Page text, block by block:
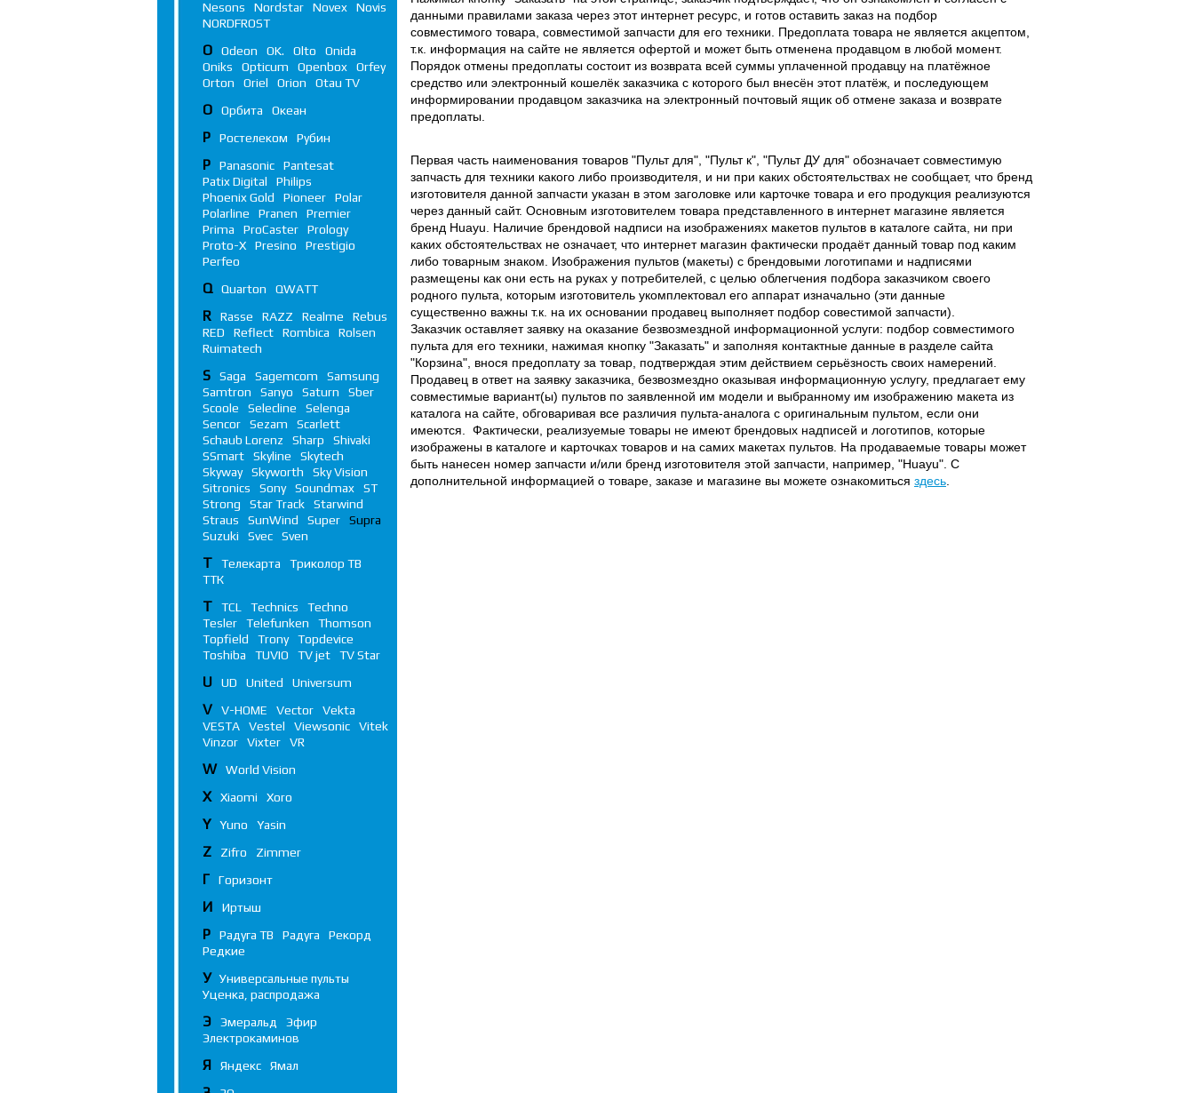
данными правилами заказа через этот интернет ресурс, и готов оставить заказ на подбор
совместимого товара, совместимой запчасти для его техники. Предоплата товара не является акцептом,
т.к. информация на сайте не является офертой и может быть отменена продавцом в любой момент.
Порядок отмены предоплаты состоит из возврата всей суммы уплаченной продавцу на платёжное
средство или электронный кошелёк заказчика с которого был внесён этот платёж, и последующем
информировании продавцом заказчика на электронный почтовый ящик об отмене заказа и возврате
предоплаты.
Первая часть наименования товаров "Пульт для", "Пульт к", "Пульт ДУ для" обозначает совместимую
запчасть для техники какого либо производителя, и ни при каких обстоятельствах не сообщает, что бренд
изготовителя данной запчасти указан в этом заголовке или карточке товара и его продукция реализуются
через данный сайт. Основным изготовителем товара представленного в интернет магазине является
бренд Huayu. Наличие брендовой надписи на изображениях макетов пультов в каталоге сайта, ни при
каких обстоятельствах не означает, что интернет магазин фактически продаёт данный товар под каким
либо товарным знаком. Изображения пультов (макеты) с брендовыми логотипами и надписями
размещены как они есть на руках у потребителей, с целью облегчения подбора заказчиком своего
родного пульта, которым изготовитель укомплектовал его аппарат изначально (эти данные
существенно важны т.к. на их основании продавец выполняет подбор совестимой запчасти).
Заказчик оставляет заявку на оказание безвозмездной информационной услуги: подбор совместимого
пульта для его техники, нажимая кнопку "Заказать" и заполняя контактные данные в разделе сайта
"Корзина", внося предоплату за товар, подтверждая этим действием серьёзность своих намерений.
Продавец в ответ на заявку заказчика, безвозмездно оказывая информационную услугу, предлагает ему
совместимые вариант(ы) пультов по заявленной им модели и выбранному им изображению макета из
каталога на сайте, обговаривая все различия пульта-аналога с оригинальным пультом, если они
имеются. Фактически, реализуемые товары не имеют брендовых надписей и логотипов, которые
изображены в каталоге и карточках товаров и на самих макетах пультов. На продаваемые товары может
быть нанесен номер запчасти и/или бренд изготовителя этой запчасти, например, "Huayu". С
дополнительной информацией о товаре, заказе и магазине вы можете ознакомиться здесь
Nesons
Nordstar Novex
Novis
NORDFROST
O Odeon OK. Olto
Onida
Oniks
Opticum Openbox
Orfey
Orton
Oriel Orion Otau TV
О Орбита Океан
Р Ростелеком Рубин
P Panasonic
Pantesat
Patix Digital
Philips
Phoenix Gold
Pioneer
Polar
Polarline
Pranen
Premier
Prima
ProCaster
Prology
Proto-X
Presino
Prestigio
Perfeo
Q Quarton QWATT
R Rasse RAZZ Realme
Rebus
RED
Reflect Rombica
Rolsen
Ruimatech
S Saga Sagemcom
Samsung
Samtron
Sanyo Saturn
Sber
Scoole
Selecline
Selenga
Sencor
Sezam
Scarlett
Schaub Lorenz
Sharp
Shivaki
SSmart
Skyline
Skytech
Skyway
Skyworth
Sky Vision
Sitronics
Sony Soundmax
ST
Strong
Star Track
Starwind
Straus
SunWind Super
Supra
Suzuki
Svec Sven
Т Телекарта
Триколор ТВ
ТТК
T TCL Technics
Techno
Tesler
Telefunken
Thomson
Topfield
Trony
Topdevice
Toshiba
TUVIO TV jet TV Star
U UD United Universum
V V-HOME Vector
Vekta
VESTA
Vestel Viewsonic
Vitek
Vinzor
Vixter VR
W World Vision
X Xiaomi Xoro
Y Yuno Yasin
Z Zifro Zimmer
Г Горизонт
И Иртыш
Р Радуга ТВ Радуга
Рекорд
Редкие
У
Универсальные пульты
Уценка, распродажа
Э Эмеральд
Эфир
Электрокаминов
Я Яндекс Ямал